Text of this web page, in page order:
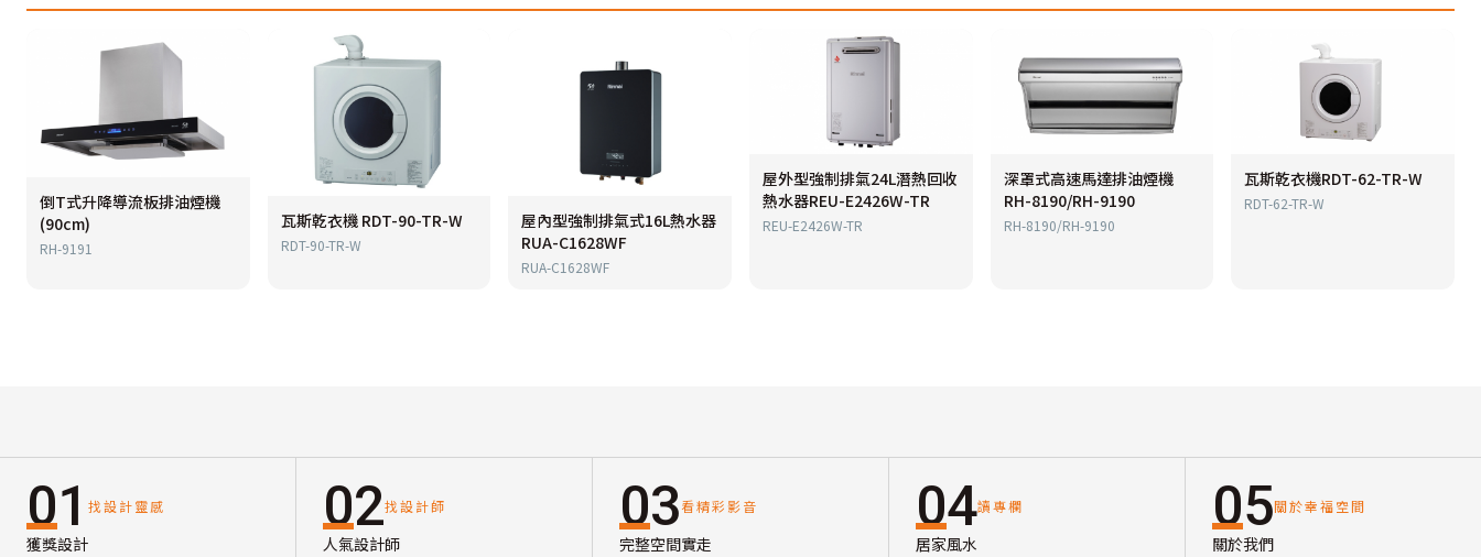
倒T式升降導流板排油煙機
(90cm)
RH-9191
瓦斯乾衣機 RDT-90-TR-W
RDT-90-TR-W
屋內型強制排氣式16L熱水器
RUA-C1628WF
RUA-C1628WF
屋外型強制排氣24L潛熱回收
熱水器REU-E2426W-TR
REU-E2426W-TR
深罩式高速馬達排油煙機
RH-8190/RH-9190
RH-8190/RH-9190
瓦斯乾衣機RDT-62-TR-W
RDT-62-TR-W
01 找設計靈感
獲獎設計
02找設計師
人氣設計師
03看精彩影音
完整空間實走
04讀專欄
居家風水
05關於幸福空間
關於我們